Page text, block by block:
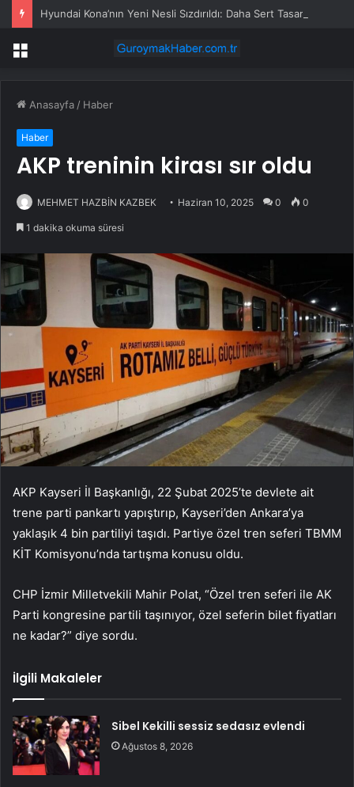
Menü
Anasayfa / Haber
Haber
AKP treninin kirası sır oldu
MEHMET HAZBİN KAZBEK Haziran 10, 2025 0 0
1 dakika okuma süresi
AKP Kayseri İl Başkanlığı, 22 Şubat 2025’te devlete ait
trene parti pankartı yapıştırıp, Kayseri’den Ankara’ya
yaklaşık 4 bin partiliyi taşıdı. Partiye özel tren seferi TBMM
KİT Komisyonu’nda tartışma konusu oldu.
CHP İzmir Milletvekili Mahir Polat, “Özel tren seferi ile AK
Parti kongresine partili taşınıyor, özel seferin bilet fiyatları
ne kadar?” diye sordu.
İlgili Makaleler
Sibel Kekilli sessiz sedasız evlendi
Ağustos 8, 2026